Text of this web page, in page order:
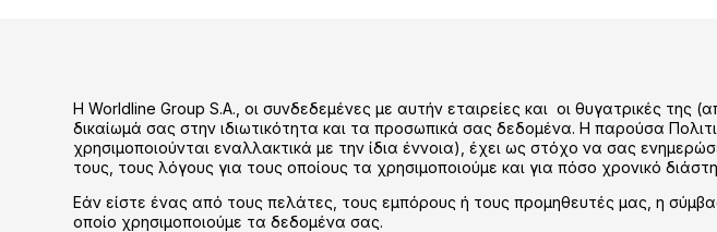
Η Worldline Group S.A., οι συνδεδεμένες με αυτήν εταιρείες και οι θυγατρικές της
δικαίωμά σας στην ιδιωτικότητα και τα προσωπικά σας δεδομένα. Η παρούσα
χρησιμοποιούνται εναλλακτικά με την ίδια έννοια), έχει ως στόχο να σας
τους, τους λόγους για τους οποίους τα χρησιμοποιούμε και για πόσο χρονικό
Εάν είστε ένας από τους πελάτες, τους εμπόρους ή τους προμηθευτές μας, η
οποίο χρησιμοποιούμε τα δεδομένα σας.